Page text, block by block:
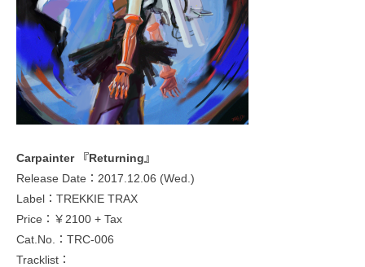
Carpainter 『Returning』
Release Date：2017.12.06 (Wed.)
Label：TREKKIE TRAX
Price：￥2100 + Tax
Cat.No.：TRC-006
Tracklist：